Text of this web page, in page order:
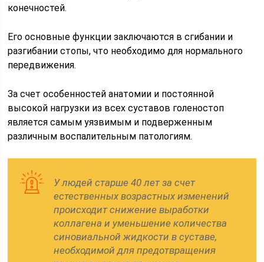
конечностей.
Его основные функции заключаются в сгибании и
разгибании стопы, что необходимо для нормального
передвижения.
За счет особенностей анатомии и постоянной
высокой нагрузки из всех суставов голеностоп
является самым уязвимым и подверженным
различным воспалительным патологиям.
У людей старше 40 лет за счет
естественных возрастных изменений
происходит снижение выработки
коллагена и уменьшение количества
синовиальной жидкости в суставе,
необходимой для предотвращения